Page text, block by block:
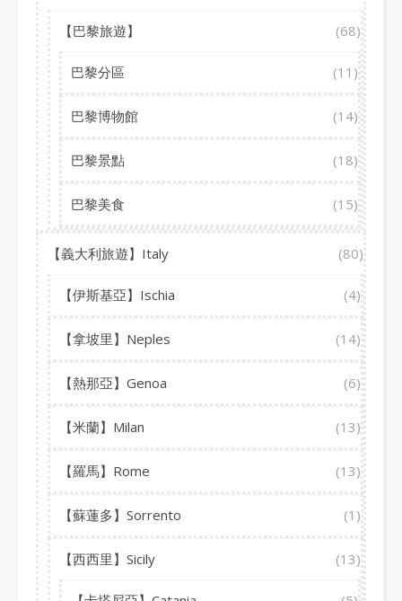
【巴黎旅遊】 (68)
巴黎分區 (11)
巴黎博物館 (14)
巴黎景點 (18)
巴黎美食 (15)
【義大利旅遊】Italy (80)
【伊斯基亞】Ischia (4)
【拿坡里】Neples (14)
【熱那亞】Genoa (6)
【米蘭】Milan (13)
【羅馬】Rome (13)
【蘇蓮多】Sorrento (1)
【西西里】Sicily (13)